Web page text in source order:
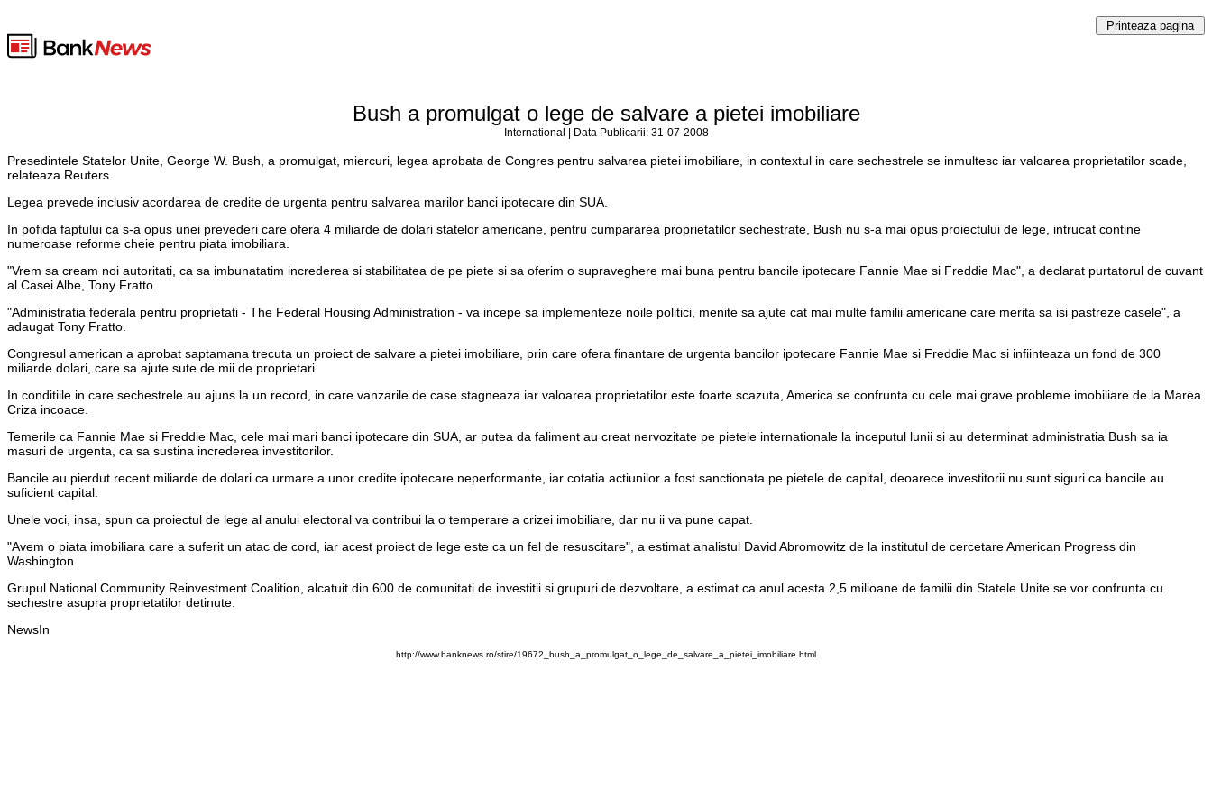
Bush a promulgat o lege de salvare a pietei imobiliare
International | Data Publicarii: 31-07-2008
Presedintele Statelor Unite, George W. Bush, a promulgat, miercuri, legea aprobata de Congres pentru salvarea pietei imobiliare, in contextul in care sechestrele se inmultesc iar valoarea proprietatilor scade,
relateaza Reuters.
Legea prevede inclusiv acordarea de credite de urgenta pentru salvarea marilor banci ipotecare din SUA.
In pofida faptului ca s-a opus unei prevederi care ofera 4 miliarde de dolari statelor americane, pentru cumpararea proprietatilor sechestrate, Bush nu s-a mai opus proiectului de lege, intrucat contine
numeroase reforme cheie pentru piata imobiliara.
"Vrem sa cream noi autoritati, ca sa imbunatatim increderea si stabilitatea de pe piete si sa oferim o supraveghere mai buna pentru bancile ipotecare Fannie Mae si Freddie Mac", a declarat purtatorul de cuvant
al Casei Albe, Tony Fratto.
"Administratia federala pentru proprietati - The Federal Housing Administration - va incepe sa implementeze noile politici, menite sa ajute cat mai multe familii americane care merita sa isi pastreze casele", a
adaugat Tony Fratto.
Congresul american a aprobat saptamana trecuta un proiect de salvare a pietei imobiliare, prin care ofera finantare de urgenta bancilor ipotecare Fannie Mae si Freddie Mac si infiinteaza un fond de 300
miliarde dolari, care sa ajute sute de mii de proprietari.
In conditiile in care sechestrele au ajuns la un record, in care vanzarile de case stagneaza iar valoarea proprietatilor este foarte scazuta, America se confrunta cu cele mai grave probleme imobiliare de la Marea
Criza incoace.
Temerile ca Fannie Mae si Freddie Mac, cele mai mari banci ipotecare din SUA, ar putea da faliment au creat nervozitate pe pietele internationale la inceputul lunii si au determinat administratia Bush sa ia
masuri de urgenta, ca sa sustina increderea investitorilor.
Bancile au pierdut recent miliarde de dolari ca urmare a unor credite ipotecare neperformante, iar cotatia actiunilor a fost sanctionata pe pietele de capital, deoarece investitorii nu sunt siguri ca bancile au
suficient capital.
Unele voci, insa, spun ca proiectul de lege al anului electoral va contribui la o temperare a crizei imobiliare, dar nu ii va pune capat.
"Avem o piata imobiliara care a suferit un atac de cord, iar acest proiect de lege este ca un fel de resuscitare", a estimat analistul David Abromowitz de la institutul de cercetare American Progress din
Washington.
Grupul National Community Reinvestment Coalition, alcatuit din 600 de comunitati de investitii si grupuri de dezvoltare, a estimat ca anul acesta 2,5 milioane de familii din Statele Unite se vor confrunta cu
sechestre asupra proprietatilor detinute.
NewsIn
http://www.banknews.ro/stire/19672_bush_a_promulgat_o_lege_de_salvare_a_pietei_imobiliare.html